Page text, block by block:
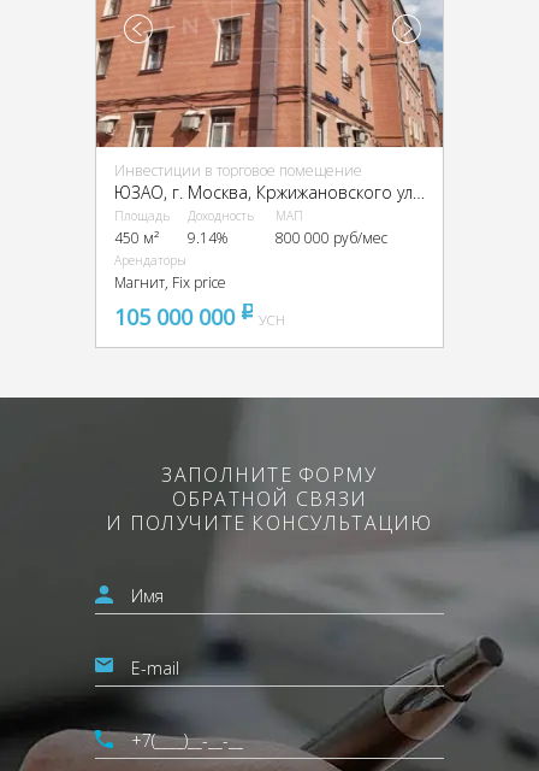
Инвестиции в торговое помещение
ЮЗАО, г. Москва, Кржижановского ул., 24/35к2
Площадь
450 м²
Доходность
9.14%
МАП
800 000 руб/мес
Арендаторы
Магнит, Fix price
105 000 000 pуб
УСН
ЗАПОЛНИТЕ ФОРМУ
ОБРАТНОЙ СВЯЗИ
И ПОЛУЧИТЕ КОНСУЛЬТАЦИЮ